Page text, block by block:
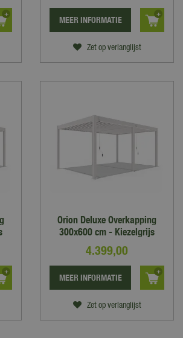
Zet op verlanglijst
MEER INFORMATIE
Orion Deluxe Overkapping
300x600 cm - Kiezelgrijs
4.399,00
Zet op verlanglijst
MEER INFORMATIE